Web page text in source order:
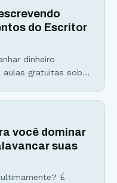
de Marketing Digital
do Escritor
dinheiro
gratuitas sobre
a sua disposição
que um escritor
e
você dominar
suas
É